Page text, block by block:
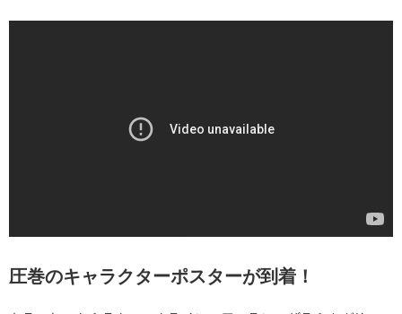
圧巻のキャラクターポスターが到着！